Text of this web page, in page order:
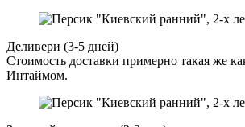
Деливери (3-5 дней)
Стоимость доставки примерно такая же
Интаймом.